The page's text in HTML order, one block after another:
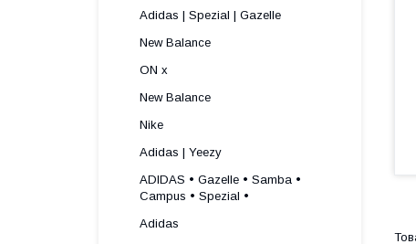
Adidas | Spezial | Gazelle
New Balance
ON x
New Balance
Nike
Adidas | Yeezy
ADIDAS • Gazelle • Samba •
Campus • Spezial •
Adidas